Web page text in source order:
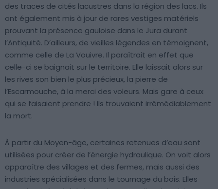
des traces de cités lacustres dans la région des lacs. Ils
ont également mis à jour de rares vestiges matériels
prouvant la présence gauloise dans le Jura durant
l’Antiquité. D’ailleurs, de vieilles légendes en témoignent,
comme celle de La Vouivre. Il paraîtrait en effet que
celle-ci se baignait sur le territoire. Elle laissait alors sur
les rives son bien le plus précieux, la pierre de
l’Escarmouche, à la merci des voleurs. Mais gare à ceux
qui se faisaient prendre ! Ils trouvaient irrémédiablement
la mort.
À partir du Moyen-âge, certaines retenues d’eau sont
utilisées pour créer de l’énergie hydraulique. On voit alors
apparaître des villages et des fermes, mais aussi des
industries spécialisées dans le tournage du bois. Elles